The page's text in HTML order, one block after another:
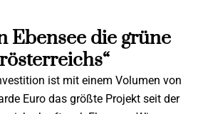
Ebensee die grüne
ist mit einem Volumen von
Euro das größte Projekt seit der